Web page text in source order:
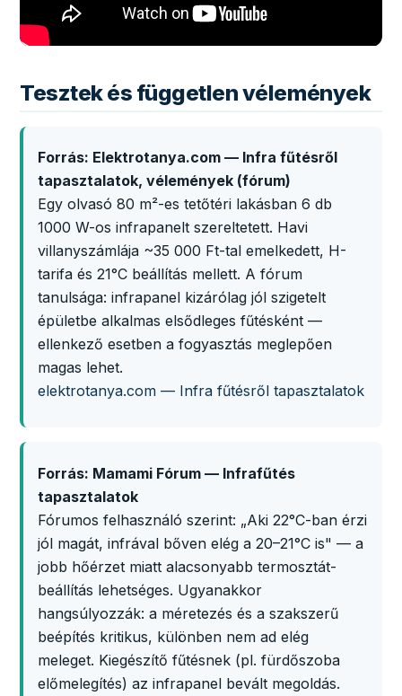
Tesztek és független vélemények
Forrás: Elektrotanya.com — Infra fűtésről
tapasztalatok, vélemények (fórum)
Egy olvasó 80 m²-es tetőtéri lakásban 6 db
1000 W-os infrapanelt szereltetett. Havi
villanyszámlája ~35 000 Ft-tal emelkedett, H-
tarifa és 21°C beállítás mellett. A fórum
tanulsága: infrapanel kizárólag jól szigetelt
épületbe alkalmas elsődleges fűtésként —
ellenkező esetben a fogyasztás meglepően
magas lehet.
elektrotanya.com — Infra fűtésről tapasztalatok
Forrás: Mamami Fórum — Infrafűtés
tapasztalatok
Fórumos felhasználó szerint: „Aki 22°C-ban érzi
jól magát, infrával bőven elég a 20–21°C is" — a
jobb hőérzet miatt alacsonyabb termosztát-
beállítás lehetséges. Ugyanakkor
hangsúlyozzák: a méretezés és a szakszerű
beépítés kritikus, különben nem ad elég
meleget. Kiegészítő fűtésnek (pl. fürdőszoba
előmelegítés) az infrapanel bevált megoldás.